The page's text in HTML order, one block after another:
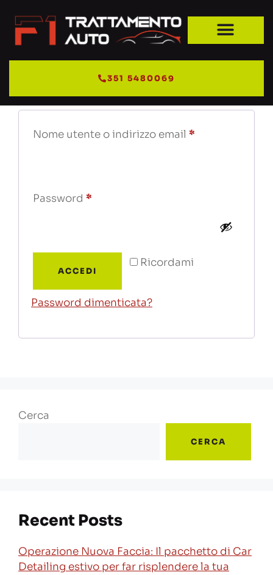
351 5480069
My account
Nome utente o indirizzo email *
Password *
Ricordami
ACCEDI
Password dimenticata?
Cerca
CERCA
Recent Posts
Operazione Nuova Faccia: Il pacchetto di Car
Detailing estivo per far risplendere la tua